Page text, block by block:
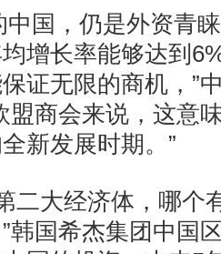
国，仍是外资青
增长率能够达到
证无限的商机，”
盟商会来说，这意
新发展时期。”
二大经济体，哪个
韩国希杰集团中国